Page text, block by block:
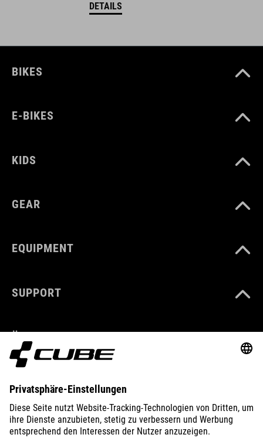
DETAILS
BIKES
E-BIKES
KIDS
GEAR
EQUIPMENT
SUPPORT
ÜBER UNS